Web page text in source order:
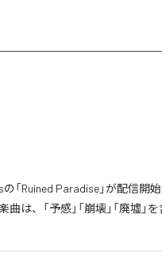
「Ruined Paradise」が配信開
曲は、「予感」「崩壊」「廃墟」